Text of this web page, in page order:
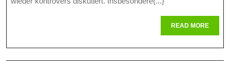
Zur
READ MOREREAD
MORE